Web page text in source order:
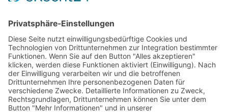
Podcasts, Themen und Informationen.
Entdecken Sie unser Forum für Medien, Bildung
und Demokratie - jederzeit und überall
verfügbar.
Mehr erfahren